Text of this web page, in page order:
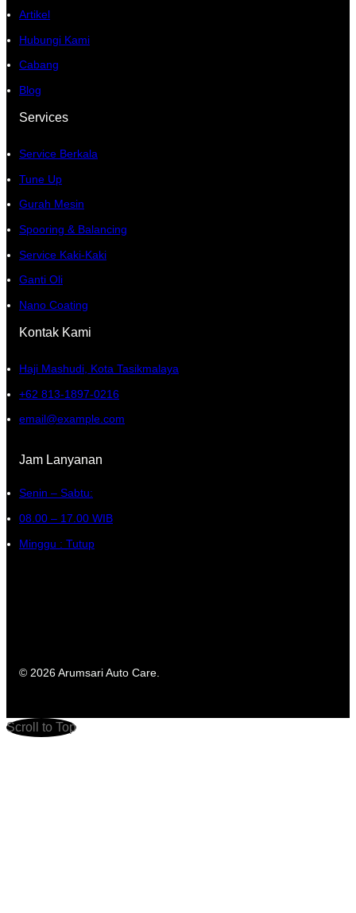
Artikel
Hubungi Kami
Cabang
Blog
Services
Service Berkala
Tune Up
Gurah Mesin
Spooring & Balancing
Service Kaki-Kaki
Ganti Oli
Nano Coating
Kontak Kami
Haji Mashudi, Kota Tasikmalaya
+62 813-1897-0216
email@example.com
Jam Lanyanan
Senin – Sabtu:
08.00 – 17.00 WIB
Minggu : Tutup
© 2026 Arumsari Auto Care.
Scroll to Top